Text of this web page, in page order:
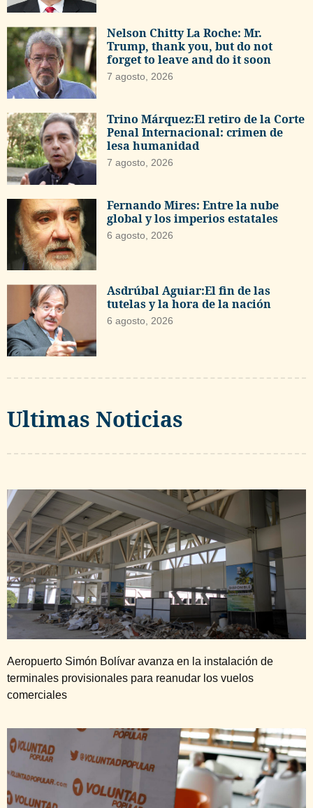
Nelson Chitty La Roche: Mr.
Trump, thank you, but do not
forget to leave and do it soon
7 agosto, 2026
Trino Márquez:El retiro de la Corte
Penal Internacional: crimen de
lesa humanidad
7 agosto, 2026
Fernando Mires: Entre la nube
global y los imperios estatales
6 agosto, 2026
Asdrúbal Aguiar:El fin de las
tutelas y la hora de la nación
6 agosto, 2026
Ultimas Noticias
Aeropuerto Simón Bolívar avanza en la instalación de
terminales provisionales para reanudar los vuelos
comerciales